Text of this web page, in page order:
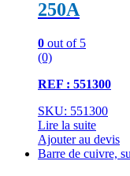
250A
0 out of 5
(0)
REF : 551300
SKU: 551300
Lire la suite
Ajouter au devis
Barre de cuivre,